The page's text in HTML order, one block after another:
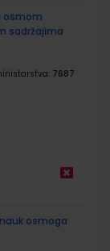
osmom
sadržajima
7687
osmoga